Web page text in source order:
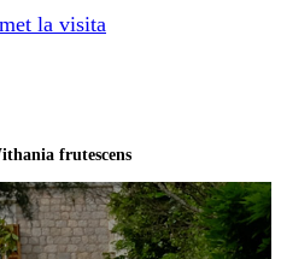
la visita
frutescens